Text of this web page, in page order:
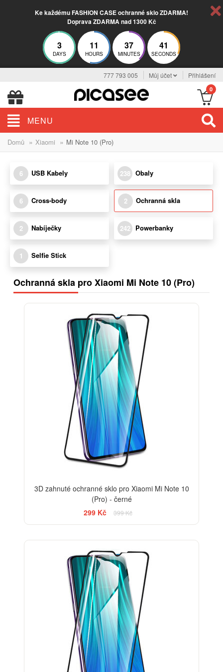
Ke každému FASHION CASE ochranné sklo ZDARMA!
Doprava ZDARMA nad 1300 Kč
3
DAYS
11
HOURS
37
MINUTES
40
SECONDS
777 793 005 Můj účet Přihlášení
0
MENU
Domů » Xiaomi » Mi Note 10 (Pro)
6 USB Kabely 238 Obaly
6 Cross-body 2 Ochranná skla
2 Nabíječky 242 Powerbanky
1 Selfie Stick
Ochranná skla pro Xiaomi Mi Note 10 (Pro)
3D zahnuté ochranné sklo pro Xiaomi Mi Note 10
(Pro) - černé
299 Kč
399 Kč